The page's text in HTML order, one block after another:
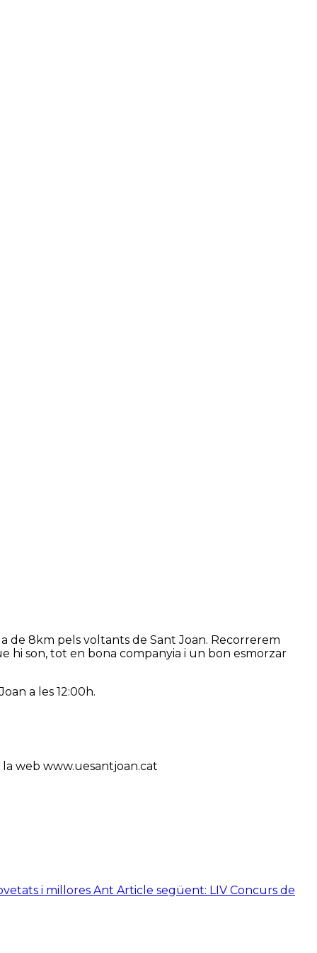
de 8km pels voltants de Sant Joan. Recorrerem
hi son, tot en bona companyia i un bon esmorzar
a les 12:00h.
la web www.uesantjoan.cat
i millores Ant Article següent: LIV Concurs de